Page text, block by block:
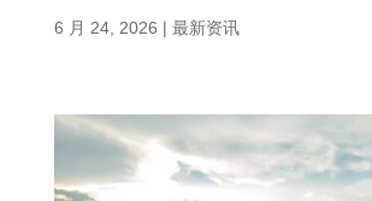
6 月 24, 2026 | 最新资讯